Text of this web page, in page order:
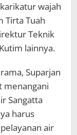
wajah
Tirta Tuah
Teknik
lainnya.
Suparjan
menangani
Sangatta
harus
air